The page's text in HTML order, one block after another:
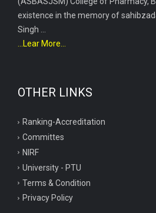
existence in the memory of
Singh ...
...Lear More...
OTHER LINKS
Ranking-Accreditation
Committes
NIRF
University - PTU
Terms & Condition
Privacy Policy